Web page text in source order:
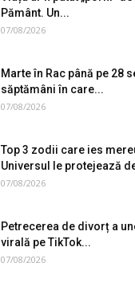
Pământ. Un...
07/08/2026
Marte în Rac până pe 28
săptămâni în care...
07/08/2026
Top 3 zodii care ies
Universul le protejează
07/08/2026
Petrecerea de divorț a
virală pe TikTok...
07/08/2026